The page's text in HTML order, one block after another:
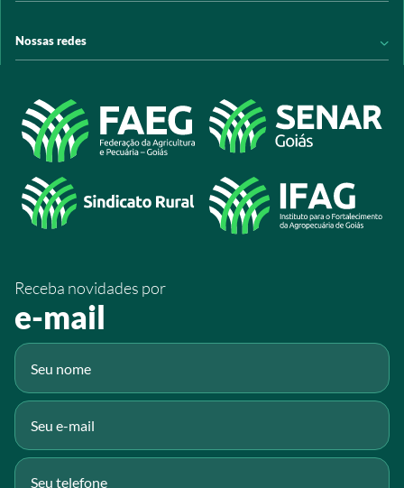
Arrecadação
Programas e Serviços
Acesso à Informação
Nossas redes
@sistemafaeg
/SistemaFaeg
/sistemafaeg
/SistemaFaeg
Receba novidades por
e-mail